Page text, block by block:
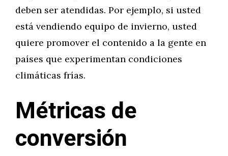
deben ser atendidas. Por ejemplo, si usted
está vendiendo equipo de invierno, usted
quiere promover el contenido a la gente en
países que experimentan condiciones
climáticas frías.
Métricas de
conversión